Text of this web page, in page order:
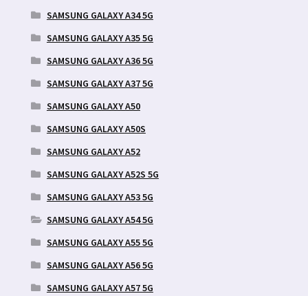
SAMSUNG GALAXY A34 5G
SAMSUNG GALAXY A35 5G
SAMSUNG GALAXY A36 5G
SAMSUNG GALAXY A37 5G
SAMSUNG GALAXY A50
SAMSUNG GALAXY A50S
SAMSUNG GALAXY A52
SAMSUNG GALAXY A52S 5G
SAMSUNG GALAXY A53 5G
SAMSUNG GALAXY A54 5G
SAMSUNG GALAXY A55 5G
SAMSUNG GALAXY A56 5G
SAMSUNG GALAXY A57 5G